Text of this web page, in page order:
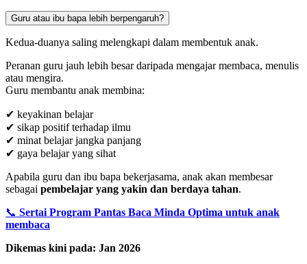
Guru atau ibu bapa lebih berpengaruh?
Kedua-duanya saling melengkapi dalam membentuk anak.
Peranan guru jauh lebih besar daripada mengajar membaca, menulis
atau mengira.
Guru membantu anak membina:
✔ keyakinan belajar
✔ sikap positif terhadap ilmu
✔ minat belajar jangka panjang
✔ gaya belajar yang sihat
Apabila guru dan ibu bapa bekerjasama, anak akan membesar
sebagai pembelajar yang yakin dan berdaya tahan.
📞 Sertai Program Pantas Baca Minda Optima untuk anak
membaca
Dikemas kini pada: Jan 2026